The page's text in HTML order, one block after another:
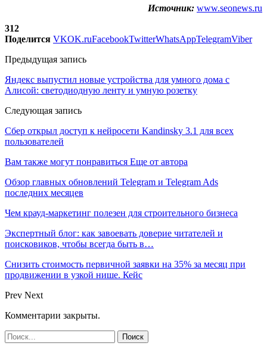
Источник: www.seonews.ru
312
Поделится VKOK.ruFacebookTwitterWhatsAppTelegramViber
Предыдущая запись
Яндекс выпустил новые устройства для умного дома с
Алисой: светодиодную ленту и умную розетку
Следующая запись
Сбер открыл доступ к нейросети Kandinsky 3.1 для всех
пользователей
Вам также могут понравиться Еще от автора
Обзор главных обновлений Telegram и Telegram Ads
последних месяцев
Чем крауд-маркетинг полезен для строительного бизнеса
Экспертный блог: как завоевать доверие читателей и
поисковиков, чтобы всегда быть в…
Снизить стоимость первичной заявки на 35% за месяц при
продвижении в узкой нише. Кейс
Prev Next
Комментарии закрыты.